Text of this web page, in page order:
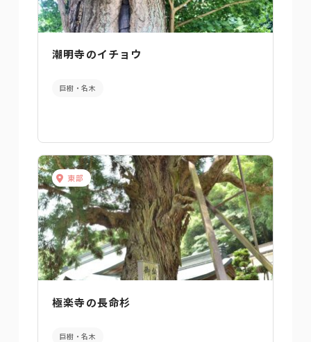
潮明寺のイチョウ
巨樹・名木
東部
極楽寺の長命杉
巨樹・名木